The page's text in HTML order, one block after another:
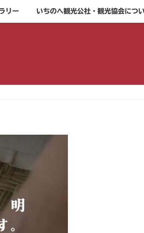
リー いちのへ観光公社・観光協会につ